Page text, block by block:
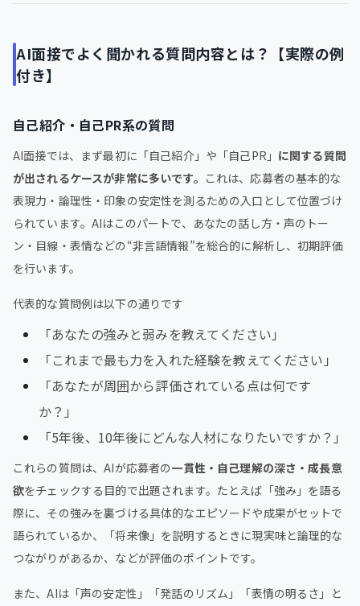
AI面接でよく聞かれる質問内容とは？【実際の例
付き】
自己紹介・自己PR系の質問
AI面接では、まず最初に「自己紹介」や「自己PR」 に関する質問
が出されるケースが非常に多いです。 これは、応募者の基本的な
表現力・論理性・印象の安定性を測るための入口として位置づけ
られています。AIはこのパートで、あなたの話し方・声のトー
ン・目線・表情などの“非言語情報”を総合的に解析し、初期評価
を行います。
代表的な質問例は以下の通りです
「あなたの強みと弱みを教えてください」
「これまで最も力を入れた経験を教えてください」
「あなたが周囲から評価されている点は何です
か？」
「5年後、10年後にどんな人材になりたいですか？」
これらの質問は、AIが応募者の一貫性・自己理解の深さ・成長意
欲をチェックする目的で出題されます。たとえば「強み」を語る
際に、その強みを裏づける具体的なエピソードや成果がセットで
語られているか、「将来像」を説明するときに現実味と論理的な
つながりがあるか、などが評価のポイントです。
また、AIは「声の安定性」「発話のリズム」「表情の明るさ」と